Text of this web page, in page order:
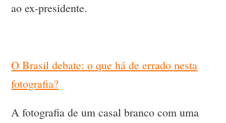
ao ex-presidente.
O Brasil debate: o que há de errado nesta
fotografia?
A fotografia de um casal branco com uma